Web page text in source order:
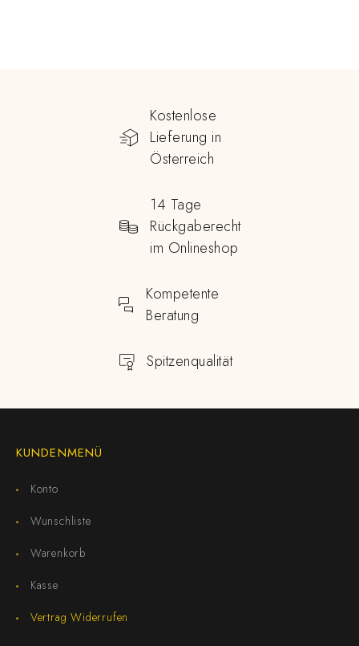
Kostenlose
Lieferung in
Österreich
14 Tage
Rückgaberecht
im Onlineshop
Kompetente
Beratung
Spitzenqualität
KUNDENMENÜ
Konto
Wunschliste
Warenkorb
Kasse
Vertrag Widerrufen